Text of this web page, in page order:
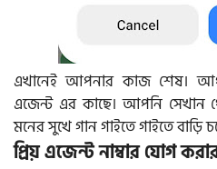
এখানেই আপনার কাজ শেষ।
এজেন্ট এর কাছে। আপনি সেখান
মনের সুখে গান গাইতে গাইতে বাড়ি
প্রিয় এজেন্ট নাম্বার যোগ